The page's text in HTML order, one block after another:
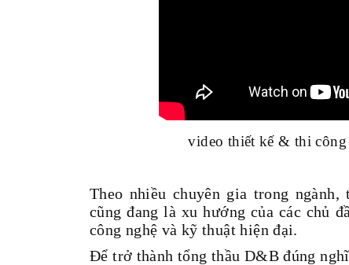
video thiết kế & thi
Theo nhiều chuyên gia trong
cũng đang là xu hướng của các chủ
công nghệ và kỹ thuật hiện đại.
Để trở thành tổng thầu D&B đúng